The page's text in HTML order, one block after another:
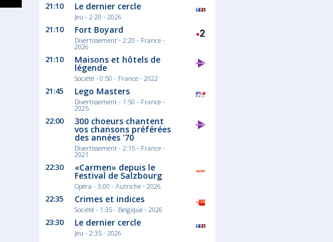
21:10 Le dernier cercle
Jeu - 2:20 - 2026
21:10 Fort Boyard
Divertissement - 2:20 - France -
2026
21:10 Maisons et hôtels de
légende
Société - 0:50 - France - 2022
21:45 Lego Masters
Divertissement - 1:50 - France -
2025
22:00 300 choeurs chantent
vos chansons préférées
des années '70
Divertissement - 2:15 - France -
2021
22:30 «Carmen» depuis le
Festival de Salzbourg
Opéra - 3:00 - Autriche - 2026
22:35 Crimes et indices
Société - 1:35 - Belgique - 2026
23:30 Le dernier cercle
Jeu - 2:35 - 2026